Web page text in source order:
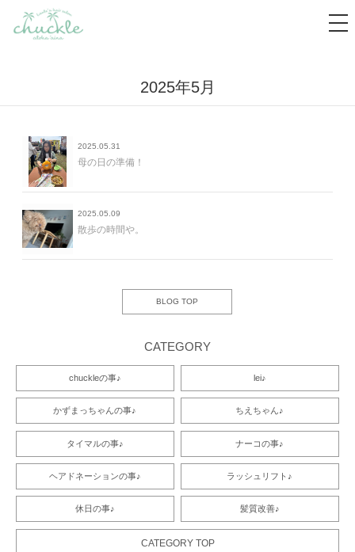
2025年5月
2025.05.31
母の日の準備！
2025.05.09
散歩の時間や。
BLOG TOP
CATEGORY
chuckleの事♪ lei♪
かずまっちゃんの事♪ ちえちゃん♪
タイマルの事♪ ナーコの事♪
ヘアドネーションの事♪ ラッシュリフト♪
休日の事♪ 髪質改善♪
CATEGORY TOP